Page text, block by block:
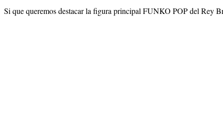
Si que queremos destacar la figura principal FUNKO POP del Rey